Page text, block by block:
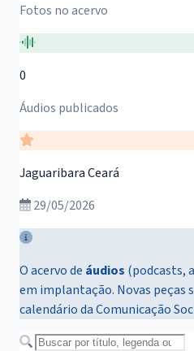
Fotos no acervo
0
Áudios publicados
Jaguaribara Ceará
29/05/2026
O acervo de áudios (podcasts,
em implantação. Novas peças
calendário da Comunicação
Buscar no acervo